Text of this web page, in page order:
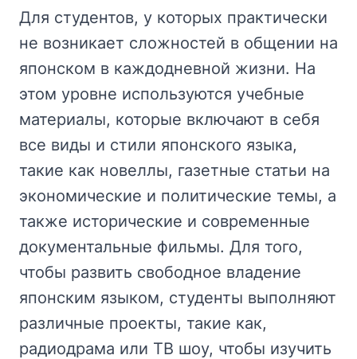
Для студентов, у которых практически
не возникает сложностей в общении на
японском в каждодневной жизни. На
этом уровне используются учебные
материалы, которые включают в себя
все виды и стили японского языка,
такие как новеллы, газетные статьи на
экономические и политические темы, а
также исторические и современные
документальные фильмы. Для того,
чтобы развить свободное владение
японским языком, студенты выполняют
различные проекты, такие как,
радиодрама или ТВ шоу, чтобы изучить